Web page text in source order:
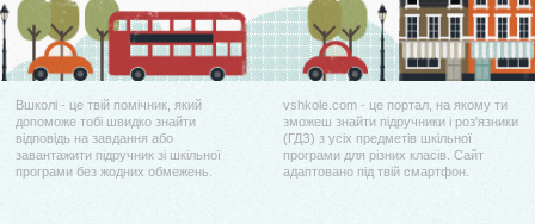
Вшколі - це твій помічник, який
допоможе тобі швидко знайти
відповідь на завдання або
завантажити підручник зі шкільної
програми без жодних обмежень.
vshkole.com - це портал, на якому ти
зможеш знайти підручники і роз'язники
(ГДЗ) з усіх предметів шкільної
програми для різних класів. Сайт
адаптовано під твій смартфон.